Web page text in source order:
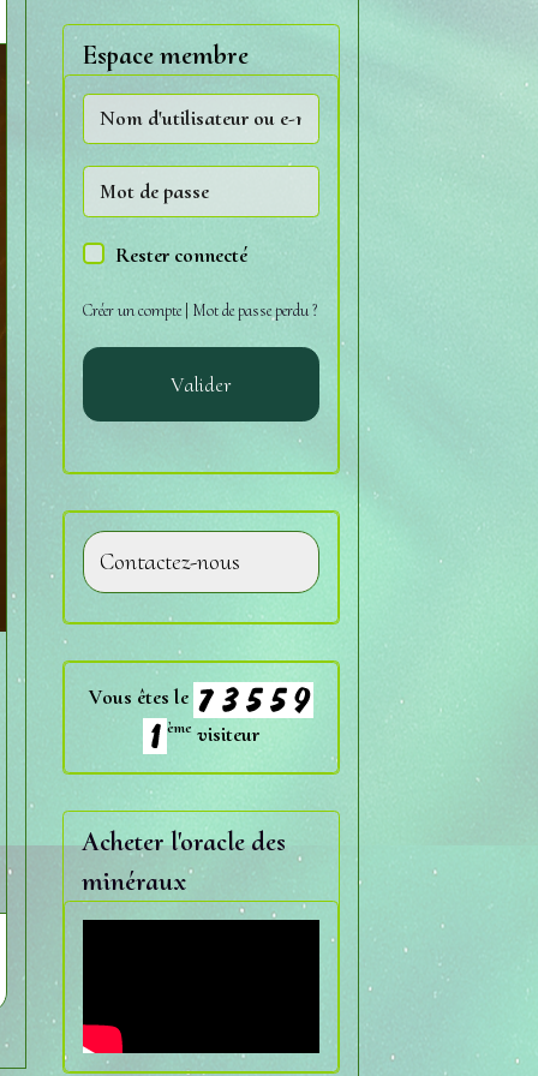
Espace membre
Rester connecté
Créer un compte| Mot de passe perdu ?
Valider
Contactez-nous
Vous êtes le
ème visiteur
Acheter l'oracle des
minéraux